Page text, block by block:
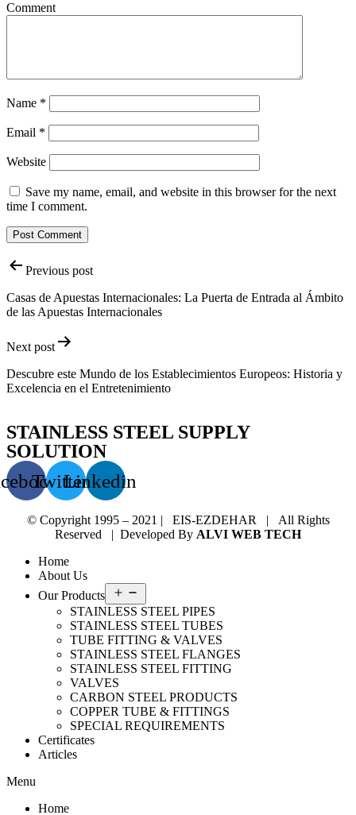
Comment
Name *
Email *
Website
Save my name, email, and website in this browser for the next
time I comment.
PostPrevious post
Casas de Apuestas Internacionales: La Puerta de Entrada al Ámbito
de las Apuestas Internacionales
Next post
Descubre este Mundo de los Establecimientos Europeos: Historia y
Excelencia en el Entretenimiento
STAINLESS STEEL SUPPLY
SOLUTION
TwitterLinkedin
© Copyright 1995 – 2021 | EIS-EZDEHAR | All Rights
Reserved | Developed By ALVI WEB TECH
Home
About Us
Our Products
menu
STAINLESS STEEL PIPES
STAINLESS STEEL TUBES
TUBE FITTING & VALVES
STAINLESS STEEL FLANGES
STAINLESS STEEL FITTING
VALVES
CARBON STEEL PRODUCTS
COPPER TUBE & FITTINGS
SPECIAL REQUIREMENTS
Certificates
Articles
Menu
Home